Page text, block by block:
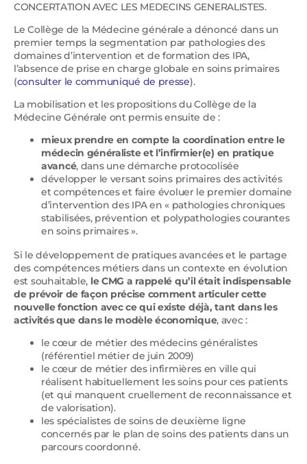
CONCERTATION AVEC LES MEDECINS GENERALISTES.
Le Collège de la Médecine générale a dénoncé dans un
premier temps la segmentation par pathologies des
domaines d’intervention et de formation des IPA,
l’absence de prise en charge globale en soins primaires
(consulter le communiqué de presse).
La mobilisation et les propositions du Collège de la
Médecine Générale ont permis ensuite de :
mieux prendre en compte la coordination entre le
médecin généraliste et l’infirmier(e) en pratique
avancé, dans une démarche protocolisée
développer le versant soins primaires des activités
et compétences et faire évoluer le premier domaine
d’intervention des IPA en « pathologies chroniques
stabilisées, prévention et polypathologies courantes
en soins primaires ».
Si le développement de pratiques avancées et le partage
des compétences métiers dans un contexte en évolution
est souhaitable, le CMG a rappelé qu’il était indispensable
de prévoir de façon précise comment articuler cette
nouvelle fonction avec ce qui existe déjà, tant dans les
activités que dans le modèle économique, avec :
le cœur de métier des médecins généralistes
(référentiel métier de juin 2009)
le cœur de métier des infirmières en ville qui
réalisent habituellement les soins pour ces patients
(et qui manquent cruellement de reconnaissance et
de valorisation).
les spécialistes de soins de deuxième ligne
concernés par le plan de soins des patients dans un
parcours coordonné.